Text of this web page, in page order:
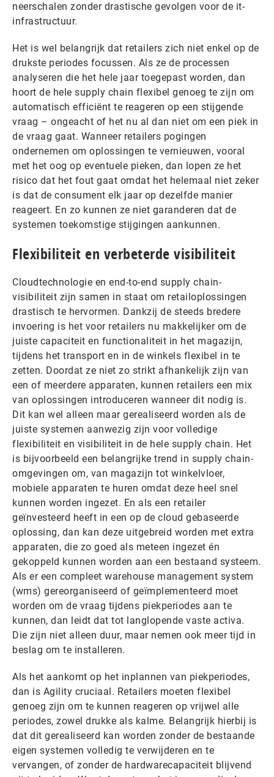
neerschalen zonder drastische gevolgen voor de it-
infrastructuur.
Het is wel belangrijk dat retailers zich niet enkel op de
drukste periodes focussen. Als ze de processen
analyseren die het hele jaar toegepast worden, dan
hoort de hele supply chain flexibel genoeg te zijn om
automatisch efficiënt te reageren op een stijgende
vraag – ongeacht of het nu al dan niet om een piek in
de vraag gaat. Wanneer retailers pogingen
ondernemen om oplossingen te vernieuwen, vooral
met het oog op eventuele pieken, dan lopen ze het
risico dat het fout gaat omdat het helemaal niet zeker
is dat de consument elk jaar op dezelfde manier
reageert. En zo kunnen ze niet garanderen dat de
systemen toekomstige stijgingen aankunnen.
Flexibiliteit en verbeterde visibiliteit
Cloudtechnologie en end-to-end supply chain-
visibiliteit zijn samen in staat om retailoplossingen
drastisch te hervormen. Dankzij de steeds bredere
invoering is het voor retailers nu makkelijker om de
juiste capaciteit en functionaliteit in het magazijn,
tijdens het transport en in de winkels flexibel in te
zetten. Doordat ze niet zo strikt afhankelijk zijn van
een of meerdere apparaten, kunnen retailers een mix
van oplossingen introduceren wanneer dit nodig is.
Dit kan wel alleen maar gerealiseerd worden als de
juiste systemen aanwezig zijn voor volledige
flexibiliteit en visibiliteit in de hele supply chain. Het
is bijvoorbeeld een belangrijke trend in supply chain-
omgevingen om, van magazijn tot winkelvloer,
mobiele apparaten te huren omdat deze heel snel
kunnen worden ingezet. En als een retailer
geïnvesteerd heeft in een op de cloud gebaseerde
oplossing, dan kan deze uitgebreid worden met extra
apparaten, die zo goed als meteen ingezet én
gekoppeld kunnen worden aan een bestaand systeem.
Als er een compleet warehouse management system
(wms) gereorganiseerd of geïmplementeerd moet
worden om de vraag tijdens piekperiodes aan te
kunnen, dan leidt dat tot langlopende vaste activa.
Die zijn niet alleen duur, maar nemen ook meer tijd in
beslag om te installeren.
Als het aankomt op het inplannen van piekperiodes,
dan is Agility cruciaal. Retailers moeten flexibel
genoeg zijn om te kunnen reageren op vrijwel alle
periodes, zowel drukke als kalme. Belangrijk hierbij is
dat dit gerealiseerd kan worden zonder de bestaande
eigen systemen volledig te verwijderen en te
vervangen, of zonder de hardwarecapaciteit blijvend